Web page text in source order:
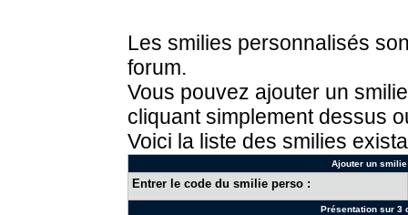
Les smilies personnalisés
forum.
Vous pouvez ajouter un
cliquant simplement dessus
Voici la liste des smilies
Ajouter un
Entrer le code du smilie perso :
Présentation sur 3